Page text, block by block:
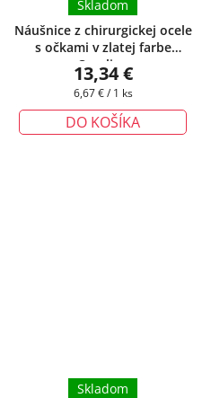
Náušnice z chirurgickej ocele
s očkami v zlatej farbe
Caroline
Skladom
13,34 €
Jednotková
6,67 € / 1 ks
DO KOŠÍKA
Skladom